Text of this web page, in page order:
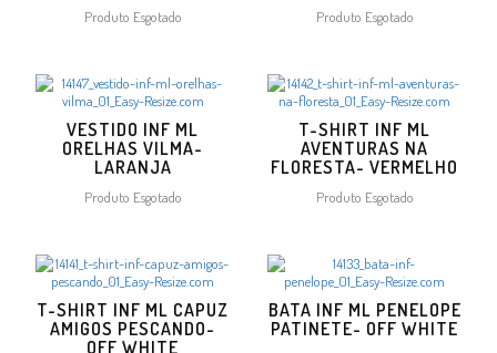
Produto Esgotado Produto Esgotado
VESTIDO INF ML
ORELHAS VILMA-
LARANJA
Produto Esgotado
T-SHIRT INF ML
AVENTURAS NA
FLORESTA- VERMELHO
Produto Esgotado
T-SHIRT INF ML CAPUZ
AMIGOS PESCANDO-
OFF WHITE
BATA INF ML PENELOPE
PATINETE- OFF WHITE